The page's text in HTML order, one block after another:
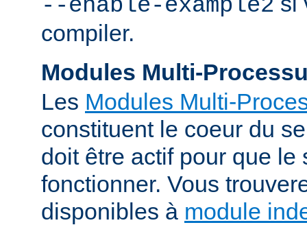
--enable-example2
compiler.
Modules Multi-
Les Modules Multi-
constituent le coeur du
doit être actif pour que le
fonctionner. Vous
disponibles à module